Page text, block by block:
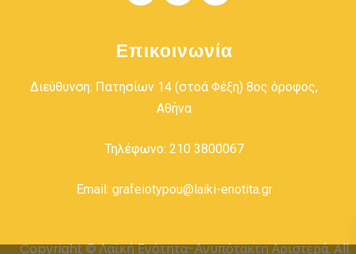
Επικοινωνία
Διεύθυνση: Πατησίων 14 (στοά Φέξη) 8ος όροφος,
Αθήνα
Τηλέφωνο: 210 3800067
Email: grafeiotypou@laiki-enotita.gr
Copyright © Λαϊκή Ενότητα-Ανυπότακτη Αριστερά. All